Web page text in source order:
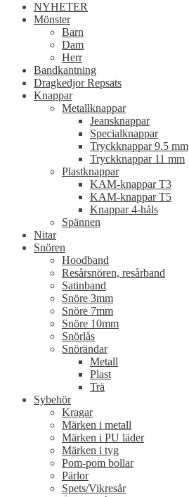
NYHETER
Mönster
Barn
Dam
Herr
Bandkantning
Dragkedjor Repsats
Knappar
Metallknappar
Jeansknappar
Specialknappar
Tryckknappar 9.5 mm
Tryckknappar 11 mm
Plastknappar
KAM-knappar T3
KAM-knappar T5
Knappar 4-håls
Spännen
Nitar
Snören
Hoodband
Resårsnören, resårband
Satinband
Snöre 3mm
Snöre 7mm
Snöre 10mm
Snörlås
Snörändar
Metall
Plast
Trä
Sybehör
Kragar
Märken i metall
Märken i PU läder
Märken i tyg
Pom-pom bollar
Pärlor
Spets/Vikresår